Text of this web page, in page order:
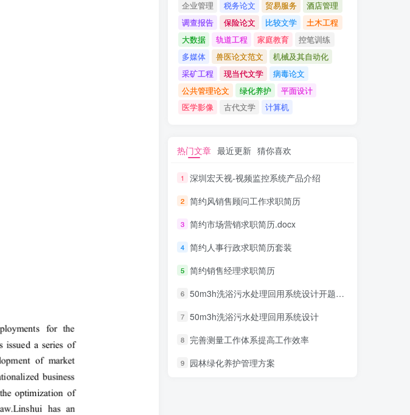
企业管理
税务论文 贸易服务
酒店管理
调查报告
保险论文 比较文学
土木工程
大数据
轨道工程 家庭教育
控笔训练
多媒体
兽医论文范文
机械及其自动化
采矿工程
现当代文学
病毒论文
公共管理论文
绿化养护
平面设计
医学影像
古代文学 计算机
热门文章 最近更新 猜你喜欢
1 深圳宏天视-视频监控系统产品介绍
2 简约风销售顾问工作求职简历
3 简约市场营销求职简历.docx
4 简约人事行政求职简历套装
5 简约销售经理求职简历
6 50m3h洗浴污水处理回用系统设计开题报告
7 50m3h洗浴污水处理回用系统设计
8 完善测量工作体系提高工作效率
9 园林绿化养护管理方案